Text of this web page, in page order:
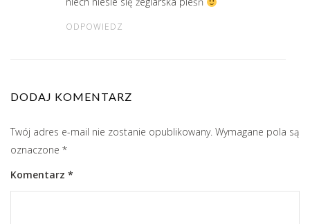
ODPOWIEDZ
DODAJ KOMENTARZ
Twój adres e-mail nie zostanie opublikowany. Wymagane pola są
oznaczone *
Komentarz *